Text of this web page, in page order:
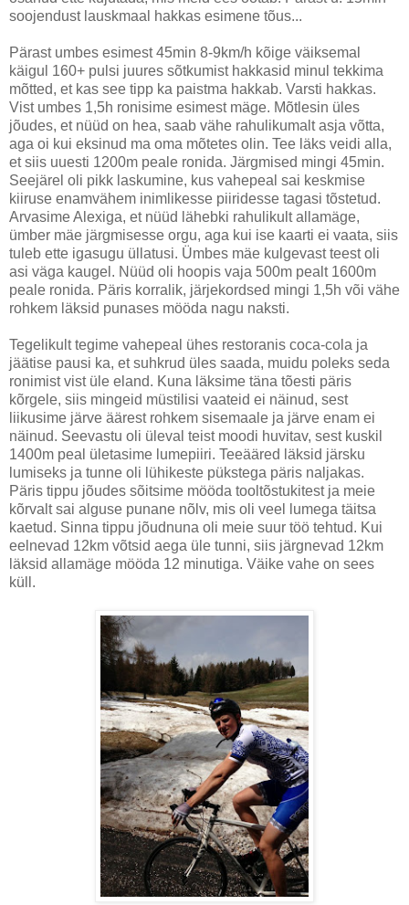
soojendust lauskmaal hakkas esimene tõus...
Pärast umbes esimest 45min 8-9km/h kõige väiksemal
käigul 160+ pulsi juures sõtkumist hakkasid minul tekkima
mõtted, et kas see tipp ka paistma hakkab. Varsti hakkas.
Vist umbes 1,5h ronisime esimest mäge. Mõtlesin üles
jõudes, et nüüd on hea, saab vähe rahulikumalt asja võtta,
aga oi kui eksinud ma oma mõtetes olin. Tee läks veidi alla,
et siis uuesti 1200m peale ronida. Järgmised mingi 45min.
Seejärel oli pikk laskumine, kus vahepeal sai keskmise
kiiruse enamvähem inimlikesse piiridesse tagasi tõstetud.
Arvasime Alexiga, et nüüd lähebki rahulikult allamäge,
ümber mäe järgmisesse orgu, aga kui ise kaarti ei vaata, siis
tuleb ette igasugu üllatusi. Ümbes mäe kulgevast teest oli
asi väga kaugel. Nüüd oli hoopis vaja 500m pealt 1600m
peale ronida. Päris korralik, järjekordsed mingi 1,5h või vähe
rohkem läksid punases mööda nagu naksti.
Tegelikult tegime vahepeal ühes restoranis coca-cola ja
jäätise pausi ka, et suhkrud üles saada, muidu poleks seda
ronimist vist üle eland. Kuna läksime täna tõesti päris
kõrgele, siis mingeid müstilisi vaateid ei näinud, sest
liikusime järve äärest rohkem sisemaale ja järve enam ei
näinud. Seevastu oli üleval teist moodi huvitav, sest kuskil
1400m peal ületasime lumepiiri. Teeääred läksid järsku
lumiseks ja tunne oli lühikeste pükstega päris naljakas.
Päris tippu jõudes sõitsime mööda tooltõstukitest ja meie
kõrvalt sai alguse punane nõlv, mis oli veel lumega täitsa
kaetud. Sinna tippu jõudnuna oli meie suur töö tehtud. Kui
eelnevad 12km võtsid aega üle tunni, siis järgnevad 12km
läksid allamäge mööda 12 minutiga. Väike vahe on sees
küll.